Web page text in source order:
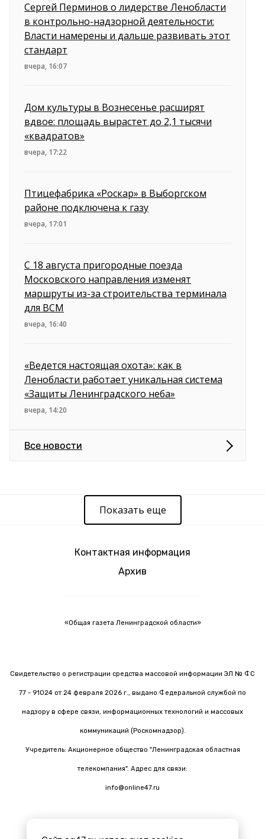
Сергей Перминов о лидерстве Ленобласти
в контрольно-надзорной деятельности:
Власти намерены и дальше развивать этот
стандарт
вчера, 16:07
Дом культуры в Вознесенье расширят
вдвое: площадь вырастет до 2,1 тысячи
«квадратов»
вчера, 17:22
Птицефабрика «Роскар» в Выборгском
районе подключена к газу
вчера, 17:01
С 18 августа пригородные поезда
Московского направления изменят
маршруты из-за строительства терминала
для ВСМ
вчера, 16:40
«Ведется настоящая охота»: как в
Ленобласти работает уникальная система
«Защиты Ленинградского неба»
вчера, 14:20
Все новости
Показать еще
Контактная информация
Архив
«Общая газета Ленинградской области»
Свидетельство о регистрации средства массовой информации ЭЛ № ФС
77 - 91024 от 24 февраля 2026 г., выдано Федеральной службой по
надзору в сфере связи, информационных технологий и массовых
коммуникаций (Роскомнадзор).
Учредитель: Акционерное общество "Ленинградская областная
телекомпания". Адрес для связи:
info@online47.ru